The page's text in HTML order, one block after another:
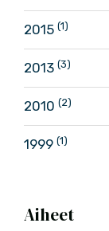
2015 (1)
2013 (3)
2010 (2)
1999 (1)
Aiheet